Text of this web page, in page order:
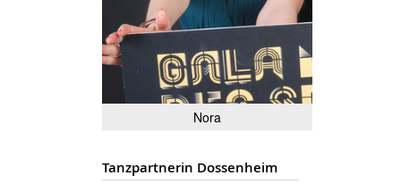
Nora
Tanzpartnerin Dossenheim